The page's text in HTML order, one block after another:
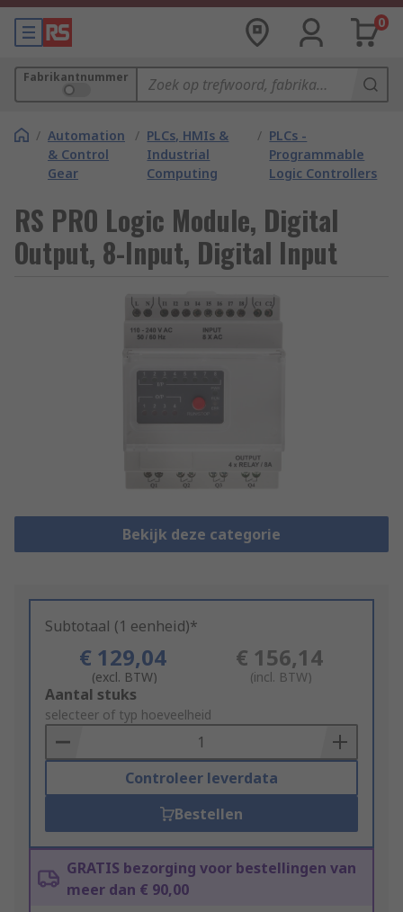
0
Fabrikantnummer
/ Automation
& Control
Gear
/ PLCs, HMIs &
Industrial
Computing
/ PLCs -
Programmable
Logic Controllers
RS PRO Logic Module, Digital
Output, 8-Input, Digital Input
Bekijk deze categorie
Subtotaal (1 eenheid)*
€ 129,04
(excl. BTW)
€ 156,14
(incl. BTW)
Add
to
Basket
Aantal stuks
selecteer of typ hoeveelheid
Controleer leverdata
Bestellen
GRATIS bezorging voor bestellingen van
meer dan € 90,00